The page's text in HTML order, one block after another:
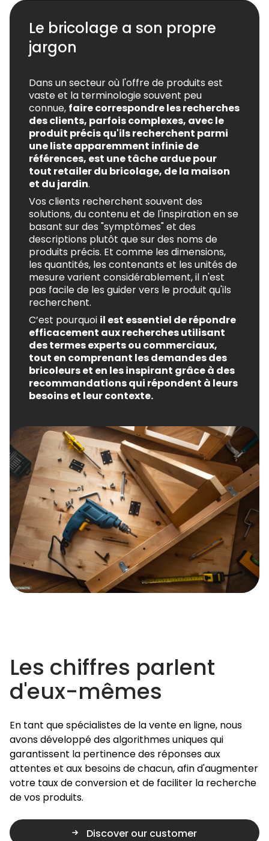
Le bricolage a son propre
jargon
Dans un secteur où l'offre de produits est
vaste et la terminologie souvent peu
connue, faire correspondre les recherches
des clients, parfois complexes, avec le
produit précis qu'ils recherchent parmi
une liste apparemment infinie de
références, est une tâche ardue pour
tout retailer du bricolage, de la maison
et du jardin.
Vos clients recherchent souvent des
solutions, du contenu et de l'inspiration en se
basant sur des "symptômes" et des
descriptions plutôt que sur des noms de
produits précis. Et comme les dimensions,
les quantités, les contenants et les unités de
mesure varient considérablement, il n'est
pas facile de les guider vers le produit qu'ils
recherchent.
C’est pourquoi il est essentiel de répondre
efficacement aux recherches utilisant
des termes experts ou commerciaux,
tout en comprenant les demandes des
bricoleurs et en les inspirant grâce à des
recommandations qui répondent à leurs
besoins et leur contexte.
Les chiffres parlent
d'eux-mêmes
En tant que spécialistes de la vente en ligne, nous
avons développé des algorithmes uniques qui
garantissent la pertinence des réponses aux
attentes et aux besoins de chacun, afin d'augmenter
votre taux de conversion et de faciliter la recherche
de vos produits.
Discover our customer